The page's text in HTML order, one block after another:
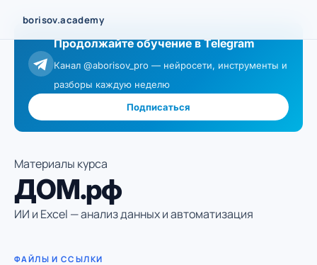
содержимому
borisov.academy
Продолжайте обучение в Telegram
Канал @aborisov_pro — нейросети, инструменты и
разборы каждую неделю
Подписаться
Материалы курса
ДОМ.рф
ИИ и Excel — анализ данных и автоматизация
ФАЙЛЫ И ССЫЛКИ